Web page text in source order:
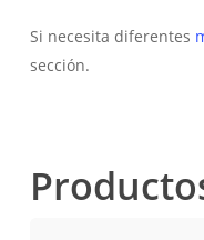
Si necesita diferentes
sección.